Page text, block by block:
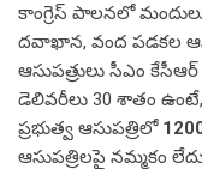
కాంగ్రెస్ పాలనలో మందులు
దవాఖాన, వంద పడకల
ఆసుపత్రులు సీఎం
డెలివరీలు 30 శాతం
ప్రభుత్వ ఆసుపత్రిలో
ఆసుపత్రిలపై నమ్మకం